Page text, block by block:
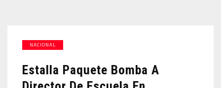
NACIONAL
Estalla Paquete Bomba A